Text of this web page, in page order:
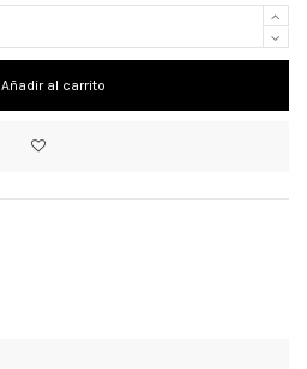
Añadir al carrito